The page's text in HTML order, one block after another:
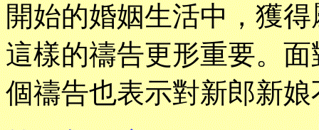
開始的婚姻生活中，獲
這樣的禱告更形重要。
個禱告也表示對新郎新